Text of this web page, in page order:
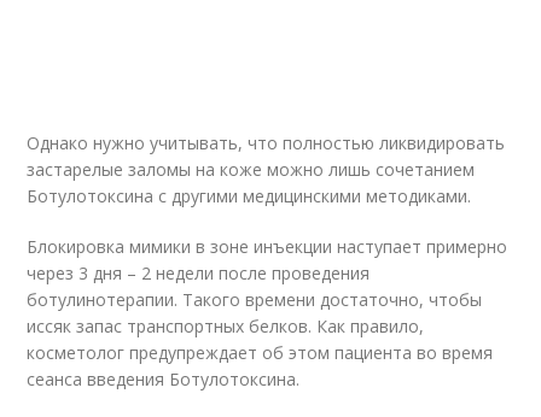
Однако нужно учитывать, что полностью ликвидировать
застарелые заломы на коже можно лишь сочетанием
Ботулотоксина с другими медицинскими методиками.
Блокировка мимики в зоне инъекции наступает примерно
через 3 дня – 2 недели после проведения
ботулинотерапии. Такого времени достаточно, чтобы
иссяк запас транспортных белков. Как правило,
косметолог предупреждает об этом пациента во время
сеанса введения Ботулотоксина.